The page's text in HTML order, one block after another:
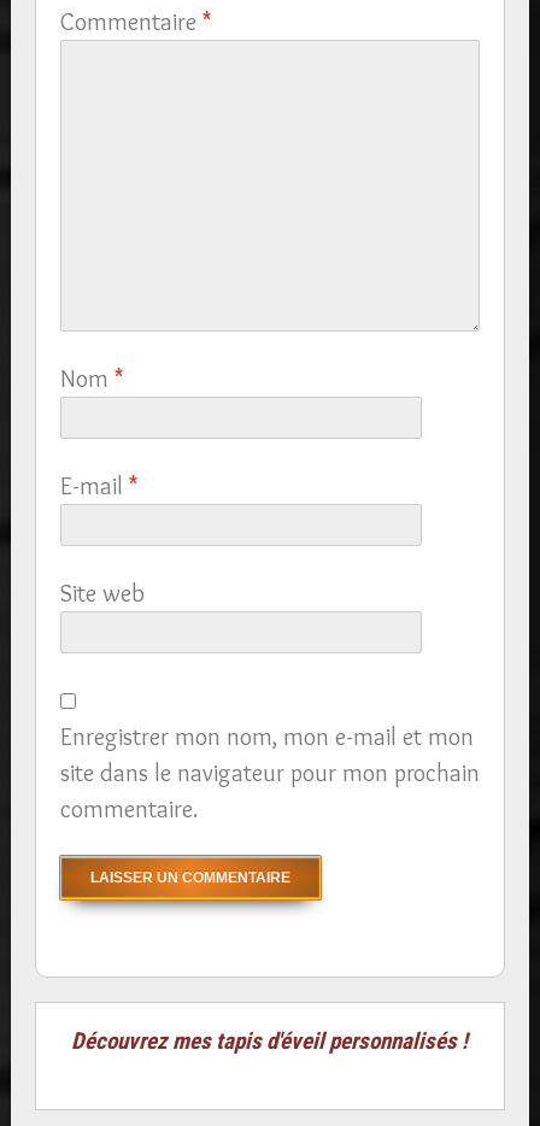
Commentaire *
Nom *
E-mail *
Site web
Enregistrer mon nom, mon e-mail et mon
site dans le navigateur pour mon prochain
commentaire.
Découvrez mes tapis d'éveil personnalisés !